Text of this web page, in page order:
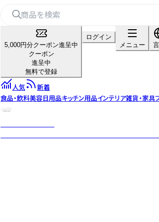
5,000円分クーポン進呈中
クーポン
進呈中
無料で登録
ログイン
メニュー
人気
新着
食品・飲料美容日用品キッチン用品インテリア雑貨・家具